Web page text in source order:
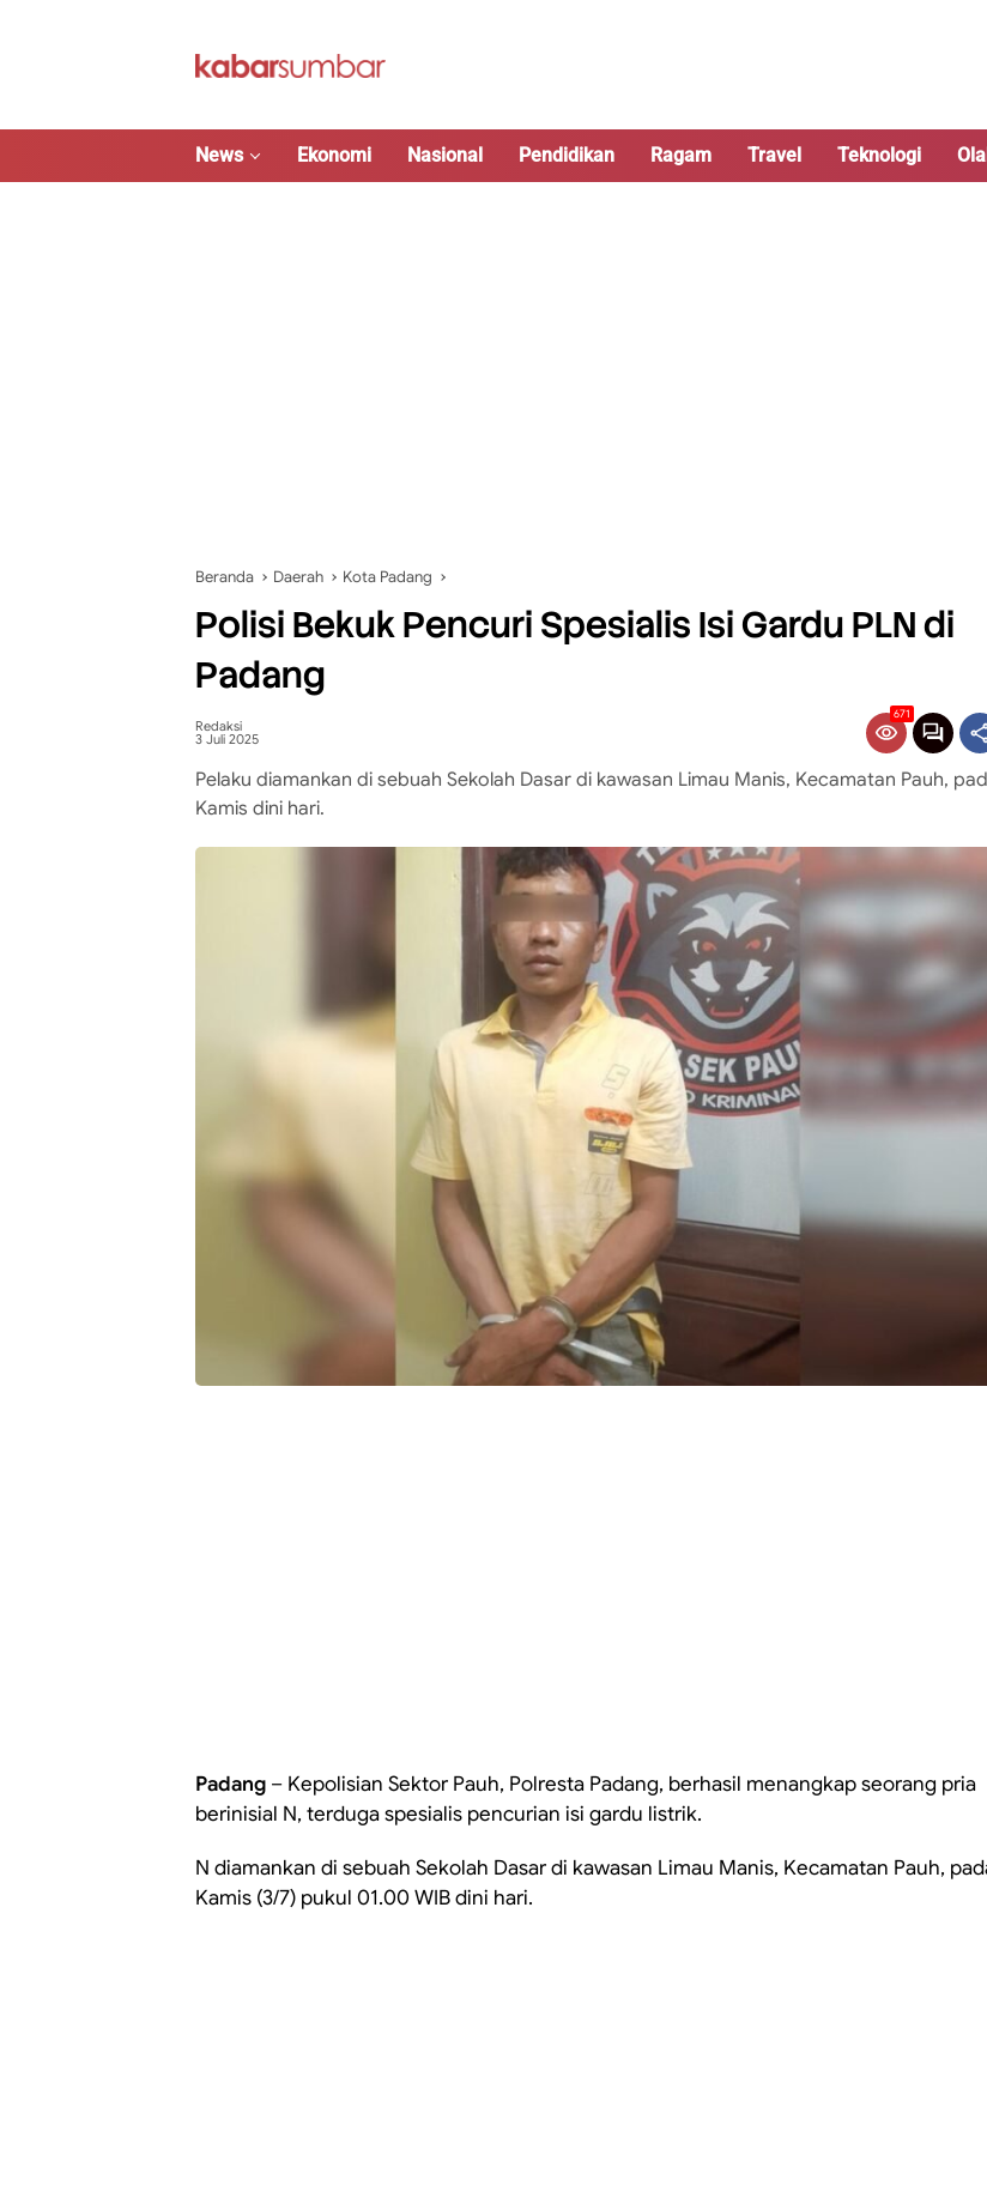
News Ekonomi Nasional Pendidikan Ragam Travel Teknologi
Beranda Daerah Kota Padang
Polisi Bekuk Pencuri Spesialis Isi Gardu PLN di
Padang
Redaksi
3 Juli 2025
671
Pelaku diamankan di sebuah Sekolah Dasar di kawasan Limau Manis, Kecamatan Pauh,
Kamis dini hari.
Padang – Kepolisian Sektor Pauh, Polresta Padang, berhasil menangkap seorang pria
berinisial N, terduga spesialis pencurian isi gardu listrik.
N diamankan di sebuah Sekolah Dasar di kawasan Limau Manis, Kecamatan Pauh,
Kamis (3/7) pukul 01.00 WIB dini hari.